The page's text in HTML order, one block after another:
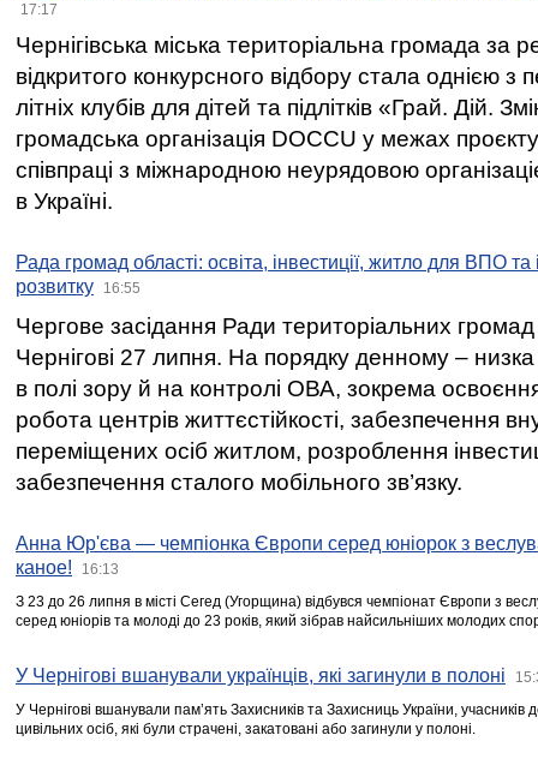
17:17
Чернігівська міська територіальна громада за
відкритого конкурсного відбору стала однією
літніх клубів для дітей та підлітків «Грай. Дій.
громадська організація DOCCU у межах
співпраці з міжнародною неурядовою
в Україні.
Рада громад області: освіта, інвестиції, житло для ВПО
розвитку
16:55
Чергове засідання Ради територіальних громад
Чернігові 27 липня. На порядку денному –
в полі зору й на контролі ОВА, зокрема освоєння
робота центрів життєстійкості, забезпечення
переміщених осіб житлом, розроблення
забезпечення сталого мобільного зв’язку.
Анна Юр'єва — чемпіонка Європи серед юніорок з
каное!
16:13
З 23 до 26 липня в місті Сегед (Угорщина) відбувся чемпіонат Європи з
серед юніорів та молоді до 23 років, який зібрав найсильніших молодих
У Чернігові вшанували українців, які загинули в полоні
У Чернігові вшанували пам’ять Захисників та Захисниць України,
цивільних осіб, які були страчені, закатовані або загинули у полоні.